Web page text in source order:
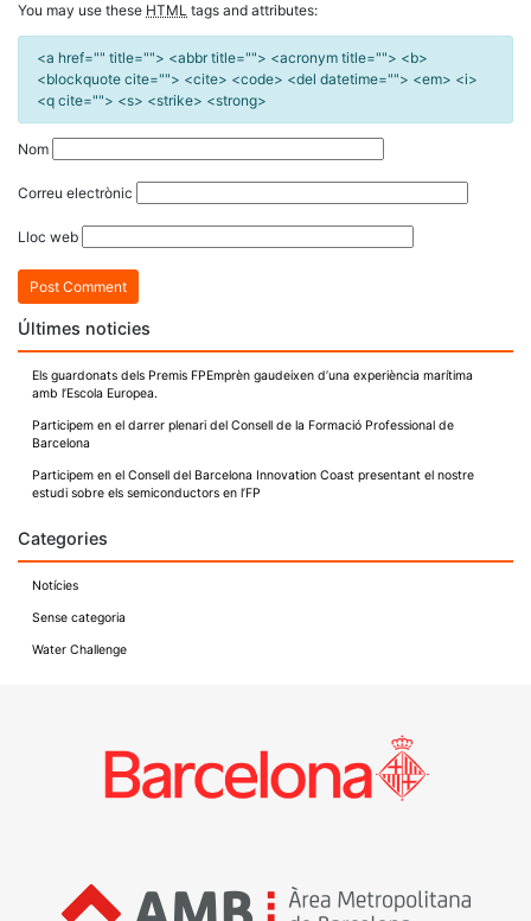
You may use these HTML tags and attributes:
<a href="" title=""> <abbr title=""> <acronym title=""> <b>
<blockquote cite=""> <cite> <code> <del datetime=""> <em> <i>
<q cite=""> <s> <strike> <strong>
Nom
Correu electrònic
Lloc web
Últimes noticies
Els guardonats dels Premis FPEmprèn gaudeixen d’una experiència marítima
amb l’Escola Europea.
Participem en el darrer plenari del Consell de la Formació Professional de
Barcelona
Participem en el Consell del Barcelona Innovation Coast presentant el nostre
estudi sobre els semiconductors en l’FP
Categories
Notícies
Sense categoria
Water Challenge